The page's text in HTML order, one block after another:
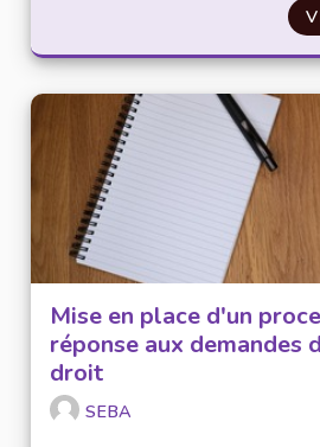
Mise en place d'un
réponse aux demandes
droit
SEBA